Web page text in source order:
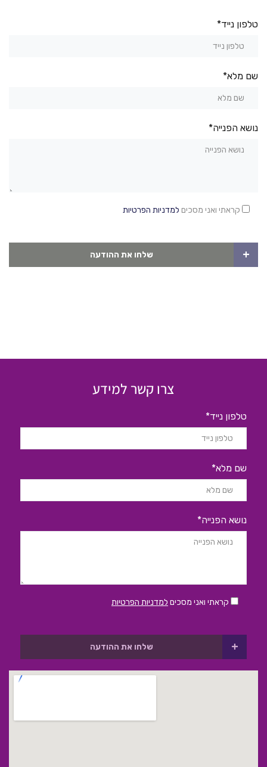
טלפון נייד*
שם מלא*
נושא הפנייה*
קראתי ואני מסכים למדניות הפרטיות
שלחו את ההודעה +
צרו קשר למידע
טלפון נייד*
שם מלא*
נושא הפנייה*
קראתי ואני מסכים למדניות הפרטיות
שלחו את ההודעה +